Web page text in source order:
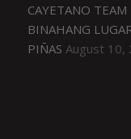
CAYETANO
BINAHANG
PIÑAS August 10,